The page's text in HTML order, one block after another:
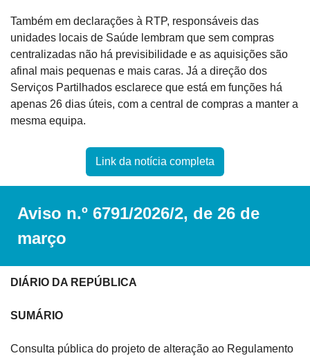
Também em declarações à RTP, responsáveis das
unidades locais de Saúde lembram que sem compras
centralizadas não há previsibilidade e as aquisições são
afinal mais pequenas e mais caras. Já a direção dos
Serviços Partilhados esclarece que está em funções há
apenas 26 dias úteis, com a central de compras a manter a
mesma equipa.
Link da notícia completa
Aviso n.º 6791/2026/2, de 26 de
março
DIÁRIO DA REPÚBLICA
SUMÁRIO
Consulta pública do projeto de alteração ao Regulamento